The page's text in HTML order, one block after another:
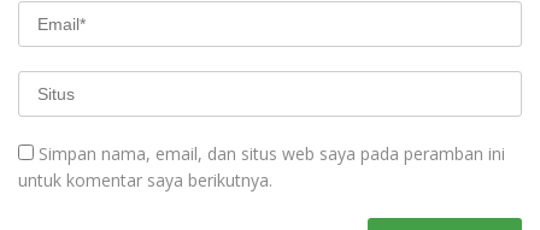
Simpan nama, email, dan situs web saya pada peramban ini
untuk komentar saya berikutnya.